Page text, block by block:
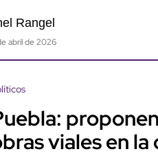
Rangel
abril de 2026
viales en la